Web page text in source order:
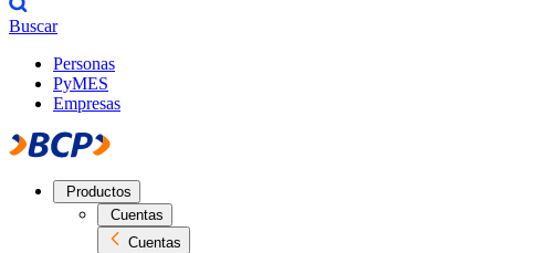
Buscar
Personas
PyMES
Empresas
Productos
Cuentas
Cuentas